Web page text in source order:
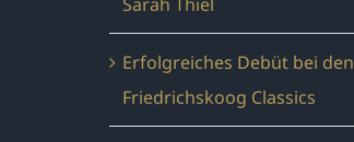
Erfolgreiches Debüt bei den
Friedrichskoog Classics